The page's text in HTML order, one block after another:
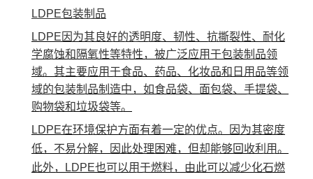
LDPE包装制品
LDPE因为其良好的透明度、韧性、抗撕裂性、耐化
学腐蚀和隔氧性等特性，被广泛应用于包装制品领
域。其主要应用于食品、药品、化妆品和日用品等领
域的包装制品制造中，如食品袋、面包袋、手提袋、
购物袋和垃圾袋等。
LDPE在环境保护方面有着一定的优点。因为其密度
低，不易分解，因此处理困难，但却能够回收利用。
此外，LDPE也可以用于燃料，由此可以减少化石燃